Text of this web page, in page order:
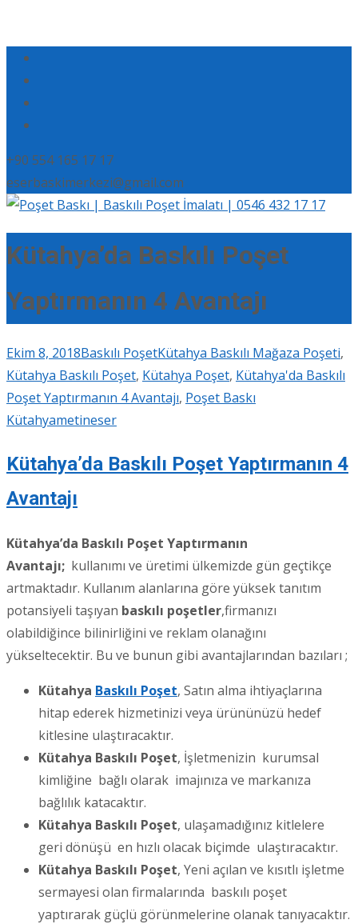
+90 554 165 17 17
eserbaskimerkezi@gmail.com
Kütahya’da Baskılı Poşet
Yaptırmanın 4 Avantajı
Ekim 8, 2018Baskılı PoşetKütahya Baskılı Mağaza Poşeti,
Kütahya Baskılı Poşet, Kütahya Poşet, Kütahya'da Baskılı
Poşet Yaptırmanın 4 Avantajı, Poşet Baskı
Kütahyametineser
Kütahya’da Baskılı Poşet Yaptırmanın 4
Avantajı
Kütahya’da Baskılı Poşet Yaptırmanın
Avantajı; kullanımı ve üretimi ülkemizde gün geçtikçe
artmaktadır. Kullanım alanlarına göre yüksek tanıtım
potansiyeli taşıyan baskılı poşetler,firmanızı
olabildiğince bilinirliğini ve reklam olanağını
yükseltecektir. Bu ve bunun gibi avantajlarından bazıları ;
Kütahya Baskılı Poşet, Satın alma ihtiyaçlarına
hitap ederek hizmetinizi veya ürününüzü hedef
kitlesine ulaştıracaktır.
Kütahya Baskılı Poşet, İşletmenizin kurumsal
kimliğine bağlı olarak imajınıza ve markanıza
bağlılık katacaktır.
Kütahya Baskılı Poşet, ulaşamadığınız kitlelere
geri dönüşü en hızlı olacak biçimde ulaştıracaktır.
Kütahya Baskılı Poşet, Yeni açılan ve kısıtlı işletme
sermayesi olan firmalarında baskılı poşet
yaptırarak güçlü görünmelerine olanak tanıyacaktır.